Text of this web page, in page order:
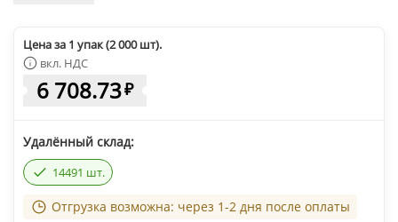
Цена за 1 упак (2 000 шт).
вкл. НДС
6 708.73₽
Удалённый склад:
14491 шт.
Отгрузка возможна: через 1-2 дня после оплаты